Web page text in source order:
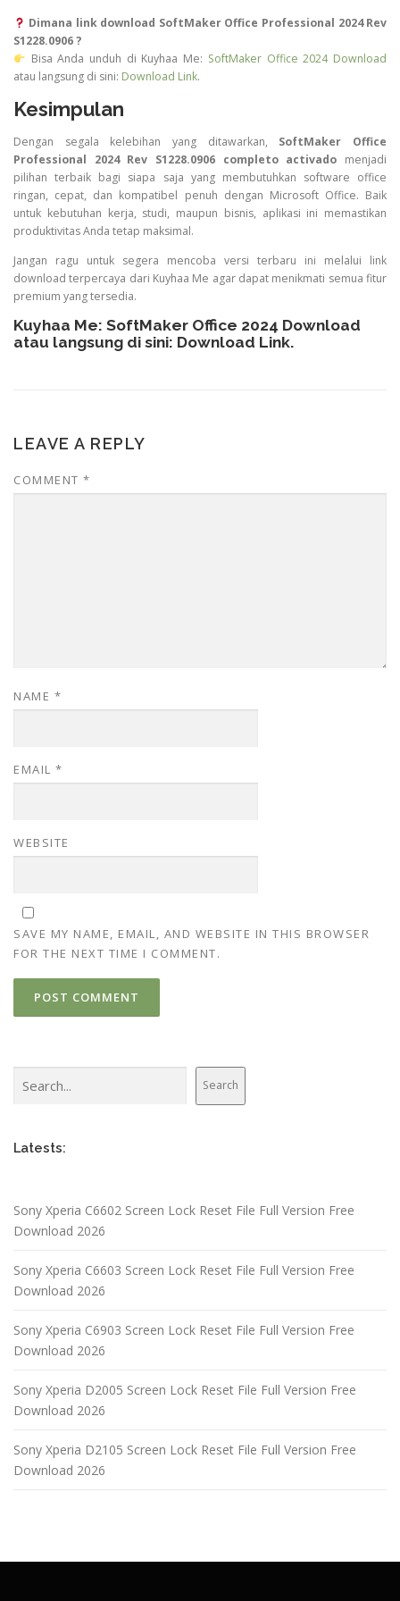
Dimana link download SoftMaker Office Professional 2024 Rev
S1228.0906 ?
Bisa Anda unduh di Kuyhaa Me: SoftMaker Office 2024 Download
atau langsung di sini: Download Link.
Kesimpulan
Dengan segala kelebihan yang ditawarkan, SoftMaker Office
Professional 2024 Rev S1228.0906 completo activado menjadi
pilihan terbaik bagi siapa saja yang membutuhkan software office
ringan, cepat, dan kompatibel penuh dengan Microsoft Office. Baik
untuk kebutuhan kerja, studi, maupun bisnis, aplikasi ini memastikan
produktivitas Anda tetap maksimal.
Jangan ragu untuk segera mencoba versi terbaru ini melalui link
download terpercaya dari Kuyhaa Me agar dapat menikmati semua fitur
premium yang tersedia.
Kuyhaa Me: SoftMaker Office 2024 Download
atau langsung di sini: Download Link.
LEAVE A REPLY
COMMENT *
NAME *
EMAIL *
WEBSITE
SAVE MY NAME, EMAIL, AND WEBSITE IN THIS BROWSER
FOR THE NEXT TIME I COMMENT.
Search
Latests:
Sony Xperia C6602 Screen Lock Reset File Full Version Free
Download 2026
Sony Xperia C6603 Screen Lock Reset File Full Version Free
Download 2026
Sony Xperia C6903 Screen Lock Reset File Full Version Free
Download 2026
Sony Xperia D2005 Screen Lock Reset File Full Version Free
Download 2026
Sony Xperia D2105 Screen Lock Reset File Full Version Free
Download 2026